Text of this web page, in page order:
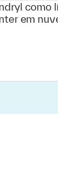
como
em